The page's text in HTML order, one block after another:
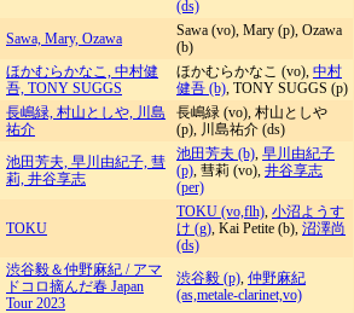
(ds)
Sawa, Mary, Ozawa
Sawa (vo), Mary (p), Ozawa
(b)
ほかむらかなこ, 中村健
吾, TONY SUGGS
ほかむらかなこ (vo), 中村
健吾 (b), TONY SUGGS (p)
長嶋緑, 村山としや, 川島
祐介
長嶋緑 (vo), 村山としや
(p), 川島祐介 (ds)
池田芳夫, 早川由紀子, 彗
莉, 井谷享志
池田芳夫 (b), 早川由紀子
(p), 彗莉 (vo), 井谷享志
(per)
TOKU
TOKU (vo,flh), 小沼ようす
け (g), Kai Petite (b), 沼澤尚
(ds)
渋谷毅＆仲野麻紀 / アマ
ドコロ摘んだ春 Japan
Tour 2023
渋谷毅 (p), 仲野麻紀
(as,metale-clarinet,vo)